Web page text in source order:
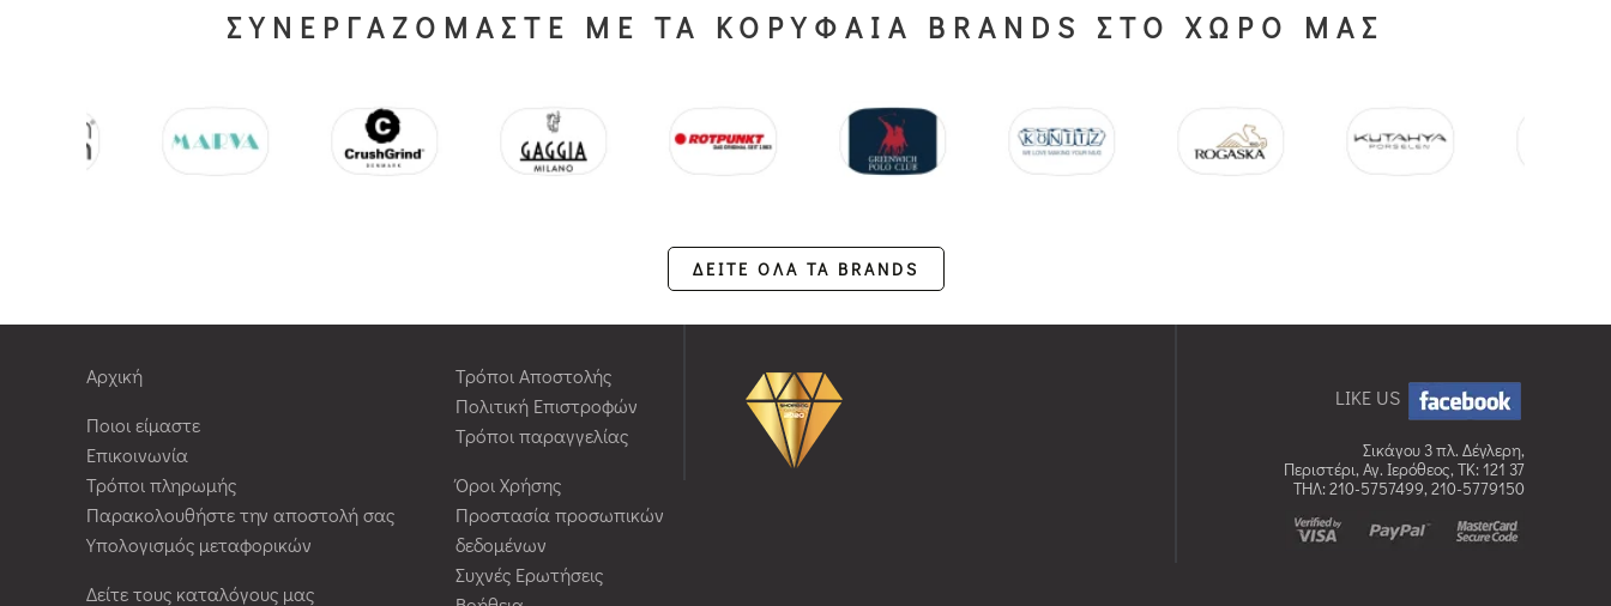
ΣΥΝΕΡΓΑΖΟΜΑΣΤΕ ΜΕ ΤΑ ΚΟΡΥΦΑΙΑ BRANDS ΣΤΟ ΧΩΡΟ ΜΑΣ
ΔΕΙΤΕ ΟΛΑ ΤΑ BRANDS
Αρχική
Ποιοι είμαστε
Επικοινωνία
Τρόποι πληρωμής
Παρακολουθήστε την αποστολή σας
Υπολογισμός μεταφορικών
Δείτε τους καταλόγους μας
Τρόποι Αποστολής
Πολιτική Επιστροφών
Τρόποι παραγγελίας
Όροι Χρήσης
Προστασία προσωπικών
δεδομένων
Συχνές Ερωτήσεις
LIKE US
Σικάγου 3 πλ. Δέγλερη,
Περιστέρι, Αγ. Ιερόθεος, TK: 121 37
ΤΗΛ: 210-5757499, 210-5779150